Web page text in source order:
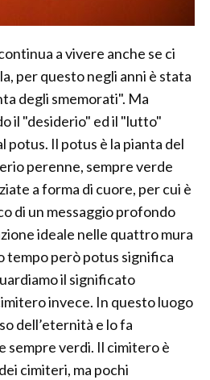
a vivere anche se ci
per questo negli anni è stata
degli smemorati". Ma
il "desiderio" ed il "lutto"
potus. Il potus è la pianta del
perenne, sempre verde
a forma di cuore, per cui è
di un messaggio profondo
ideale nelle quattro mura
tempo però potus significa
il significato
invece. In questo luogo
dell’eternità e lo fa
sempre verdi. Il cimitero è
cimiteri, ma pochi